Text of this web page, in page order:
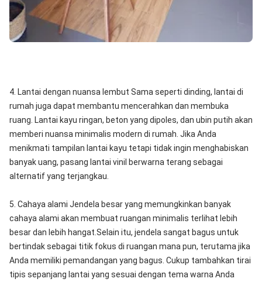
4. Lantai dengan nuansa lembut Sama seperti dinding, lantai di
rumah juga dapat membantu mencerahkan dan membuka
ruang. Lantai kayu ringan, beton yang dipoles, dan ubin putih akan
memberi nuansa minimalis modern di rumah. Jika Anda
menikmati tampilan lantai kayu tetapi tidak ingin menghabiskan
banyak uang, pasang lantai vinil berwarna terang sebagai
alternatif yang terjangkau.
5. Cahaya alami Jendela besar yang memungkinkan banyak
cahaya alami akan membuat ruangan minimalis terlihat lebih
besar dan lebih hangat. Selain itu, jendela sangat bagus untuk
bertindak sebagai titik fokus di ruangan mana pun, terutama jika
Anda memiliki pemandangan yang bagus. Cukup tambahkan tirai
tipis sepanjang lantai yang sesuai dengan tema warna Anda